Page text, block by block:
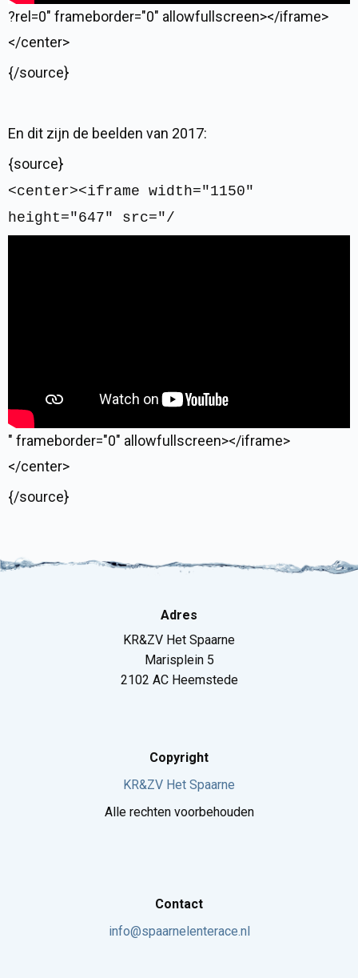
?rel=0" frameborder="0" allowfullscreen></iframe>
</center>
{/source}
En dit zijn de beelden van 2017:
{source}
<center><iframe width="1150"
height="647" src="/
" frameborder="0" allowfullscreen></iframe>
</center>
{/source}
Adres
KR&ZV Het Spaarne
Marisplein 5
2102 AC Heemstede
Copyright
KR&ZV Het Spaarne
Alle rechten voorbehouden
Contact
info@spaarnelenterace.nl